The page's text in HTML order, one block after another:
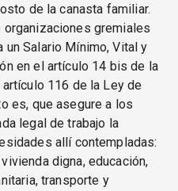
de la canasta familiar.
organizaciones gremiales
un Salario Mínimo, Vital y
en el artículo 14 bis de la
116 de la Ley de
es, que asegure a los
legal de trabajo la
allí contempladas:
digna, educación,
transporte y